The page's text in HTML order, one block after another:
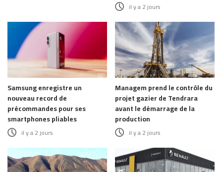
il y a 2 jours
Samsung enregistre un
nouveau record de
précommandes pour ses
smartphones pliables
il y a 2 jours
Managem prend le contrôle du
projet gazier de Tendrara
avant le démarrage de la
production
il y a 2 jours